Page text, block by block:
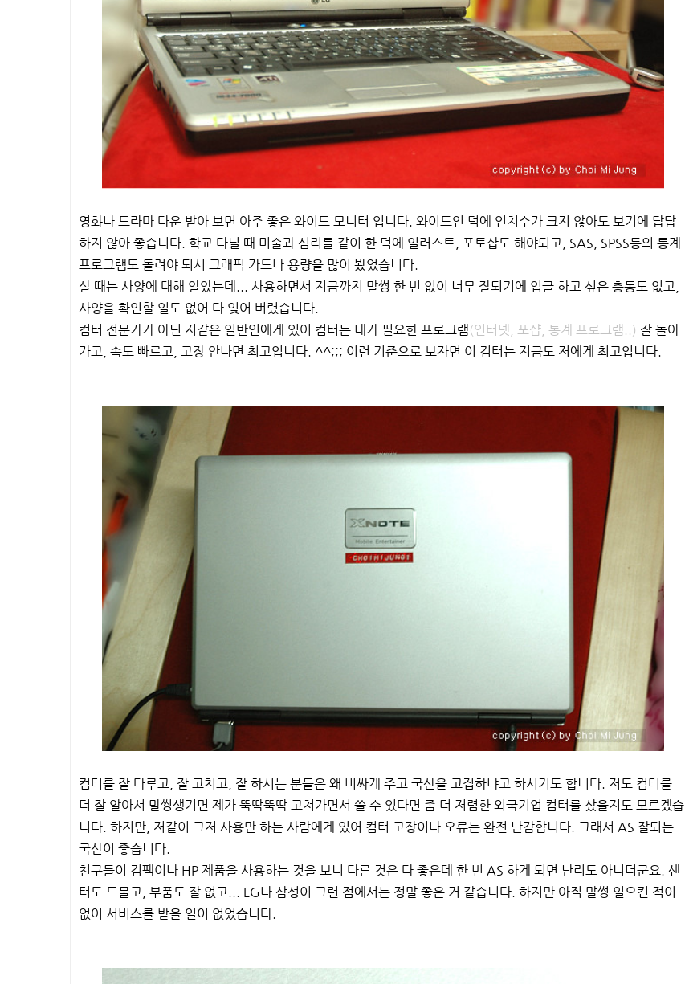
영화나 드라마 다운 받아 보면 아주 좋은 와이드 모니터 입니다. 와이드인 덕에 인치수가 크지 않아도 보기에 답답
하지 않아 좋습니다. 학교 다닐 때 미술과 심리를 같이 한 덕에 일러스트, 포토샵도 해야되고, SAS, SPSS등의 통계
프로그램도 돌려야 되서 그래픽 카드나 용량을 많이 봤었습니다.
살 때는 사양에 대해 알았는데... 사용하면서 지금까지 말썽 한 번 없이 너무 잘되기에 업글 하고 싶은 충동도 없고,
사양을 확인할 일도 없어 다 잊어 버렸습니다.
컴터 전문가가 아닌 저같은 일반인에게 있어 컴터는 내가 필요한 프로그램(인터넷, 포샵, 통계 프로그램..) 잘 돌아
가고, 속도 빠르고, 고장 안나면 최고입니다. ^^;;; 이런 기준으로 보자면 이 컴터는 지금도 저에게 최고입니다.
컴터를 잘 다루고, 잘 고치고, 잘 하시는 분들은 왜 비싸게 주고 국산을 고집하냐고 하시기도 합니다. 저도 컴터를
더 잘 알아서 말썽생기면 제가 뚝딱뚝딱 고쳐가면서 쓸 수 있다면 좀 더 저렴한 외국기업 컴터를 샀을지도 모르겠습
니다. 하지만, 저같이 그저 사용만 하는 사람에게 있어 컴터 고장이나 오류는 완전 난감합니다. 그래서 AS 잘되는
국산이 좋습니다.
친구들이 컴팩이나 HP 제품을 사용하는 것을 보니 다른 것은 다 좋은데 한 번 AS 하게 되면 난리도 아니더군요. 센
터도 드물고, 부품도 잘 없고... LG나 삼성이 그런 점에서는 정말 좋은 거 같습니다. 하지만 아직 말썽 일으킨 적이
없어 서비스를 받을 일이 없었습니다.